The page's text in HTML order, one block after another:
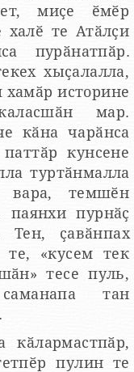
миҫе ӗмӗр
те Атӑлҫи
пурӑнатпӑр.
хыҫалалла,
хамӑр историне
мар.
кӑна чарӑнса
кунсене
туртӑнмалла
темшӗн
пурнӑҫ
ҫавӑнпах
те, «кусем тек
тесе пуль,
тан
кӑлармастпӑр,
пулин те